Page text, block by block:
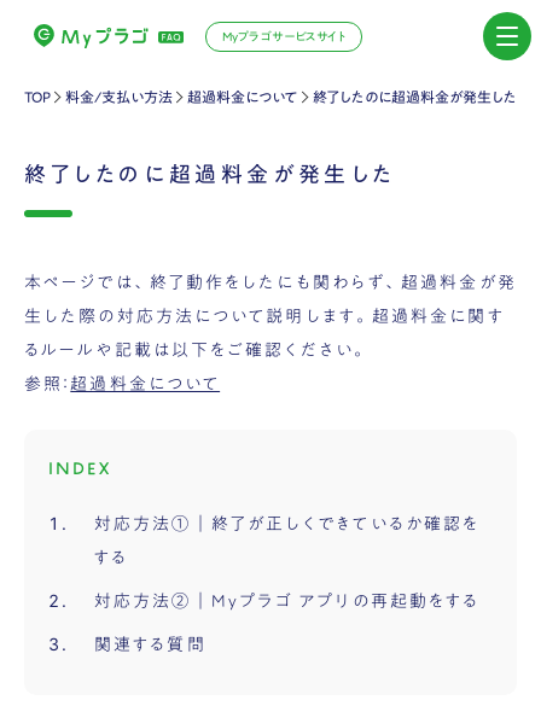
Myプラゴサービスサイト
TOP 料金/支払い方法 超過料金について 終了したのに超過料金が発生した
終了したのに超過料金が発生した
本ページでは、 終了動作をしたにも関わらず、超過料金が発
生した際の対応方法について 説明します。超過料金に関す
るルールや記載は以下をご確認ください。
参照： 超過料金について
INDEX
対応方法①｜終了が正しくできているか確認を
する
対応方法②｜Myプラゴ アプリの再起動をする
関連する質問